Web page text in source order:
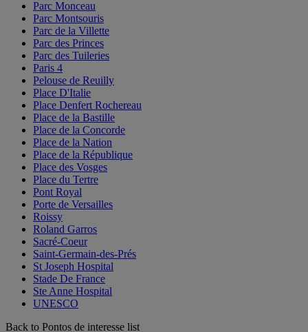
Parc Monceau
Parc Montsouris
Parc de la Villette
Parc des Princes
Parc des Tuileries
Paris 4
Pelouse de Reuilly
Place D'Italie
Place Denfert Rochereau
Place de la Bastille
Place de la Concorde
Place de la Nation
Place de la République
Place des Vosges
Place du Tertre
Pont Royal
Porte de Versailles
Roissy
Roland Garros
Sacré-Coeur
Saint-Germain-des-Prés
St Joseph Hospital
Stade De France
Ste Anne Hospital
UNESCO
Back to Pontos de interesse list